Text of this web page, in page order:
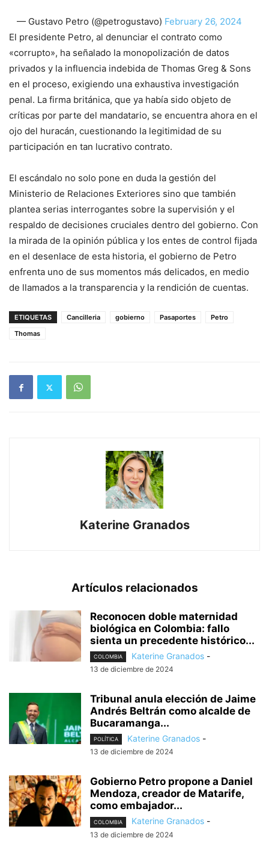
— Gustavo Petro (@petrogustavo) February 26, 2024
El presidente Petro, al denunciar el contrato como
«corrupto», ha señalado la monopolización de datos
privados y la influencia indebida de Thomas Greg & Sons
en el proceso, exigiendo una exhaustiva investigación
penal. La firma británica, que ya había sido objeto de
críticas por parte del mandatario, se encuentra ahora en el
ojo del huracán, cuestionando la legitimidad de su
participación en tan lucrativo contrato.
El escándalo no solo pone en duda la gestión del
Ministerio de Relaciones Exteriores sino que también
plantea serias interrogantes sobre la supervisión y el
respaldo de decisiones cruciales dentro del gobierno. Con
la mirada de la opinión pública y los entes de control fijada
en el desenlace de esta historia, el gobierno de Petro
enfrenta uno de sus momentos más delicados, en medio
de llamados a la transparencia y la rendición de cuentas.
ETIQUETAS Cancilleria gobierno Pasaportes
Petro
Thomas
Katerine Granados
Artículos relacionados
Reconocen doble maternidad
biológica en Colombia: fallo
sienta un precedente histórico...
COLOMBIA Katerine Granados -
13 de diciembre de 2024
Tribunal anula elección de Jaime
Andrés Beltrán como alcalde de
Bucaramanga...
POLÍTICA Katerine Granados -
13 de diciembre de 2024
Gobierno Petro propone a Daniel
Mendoza, creador de Matarife,
como embajador...
COLOMBIA Katerine Granados -
13 de diciembre de 2024